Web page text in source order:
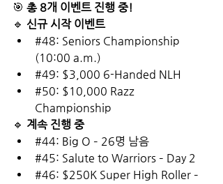
🎯 총 8개 이벤트 진행 중!
🔹 신규 시작 이벤트
#48: Seniors Championship
(10:00 a.m.)
#49: $3,000 6-Handed NLH
#50: $10,000 Razz
Championship
🔹 계속 진행 중
#44: Big O – 26명 남음
#45: Salute to Warriors – Day 2
#46: $250K Super High Roller –